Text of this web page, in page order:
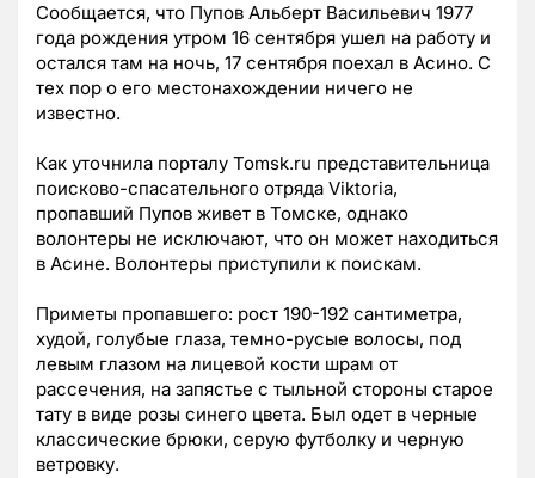
Сообщается, что Пупов Альберт Васильевич 1977
года рождения утром 16 сентября ушел на работу и
остался там на ночь, 17 сентября поехал в Асино. С
тех пор о его местонахождении ничего не
известно.
Как уточнила порталу Tomsk.ru представительница
поисково-спасательного отряда Viktoria,
пропавший Пупов живет в Томске, однако
волонтеры не исключают, что он может находиться
в Асине. Волонтеры приступили к поискам.
Приметы пропавшего: рост 190-192 сантиметра,
худой, голубые глаза, темно-русые волосы, под
левым глазом на лицевой кости шрам от
рассечения, на запястье с тыльной стороны старое
тату в виде розы синего цвета. Был одет в черные
классические брюки, серую футболку и черную
ветровку.